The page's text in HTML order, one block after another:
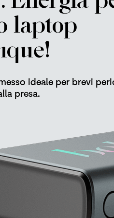
laptop
ideale per brevi
presa.